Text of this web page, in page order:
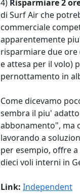
4) Risparmiare 2
di Surf Air che
commerciale
apparentemente
risparmiare due
e attesa per il volo)
pernottamento in
Come dicevamo
sembra il piu'
abbonamento", ma
lavorando a
per esempio, offre
dieci voli interni in
Link: Independent